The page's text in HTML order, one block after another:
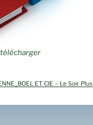
ET CIE – Le Soir Plus